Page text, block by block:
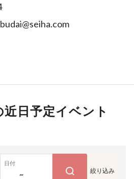
日予定イベント
日付
~ 絞り込み